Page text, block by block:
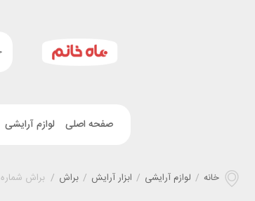
صفحه اصلی لوازم آرایشی
خانه / لوازم آرایشی / ابزار آرایش / براش / براش شماره 5 تاپفیس – کانتورينگ